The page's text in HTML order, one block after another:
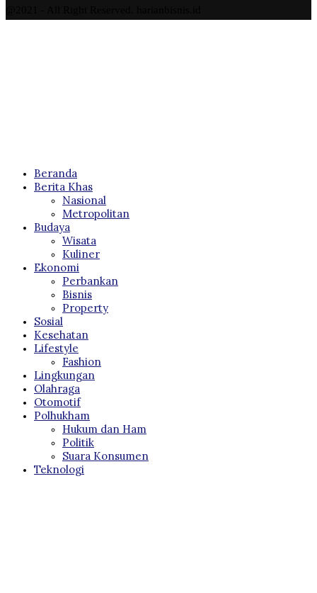
Beranda
Berita Khas
Nasional
Metropolitan
Budaya
Wisata
Kuliner
Ekonomi
Perbankan
Bisnis
Property
Sosial
Kesehatan
Lifestyle
Fashion
Lingkungan
Olahraga
Otomotif
Polhukham
Hukum dan Ham
Politik
Suara Konsumen
Teknologi